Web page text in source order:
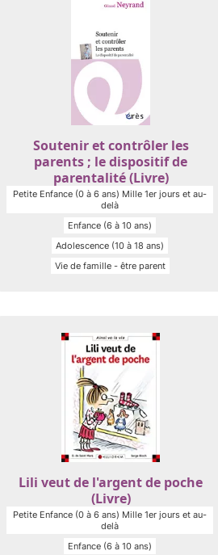
Soutenir et contrôler les
parents ; le dispositif de
parentalité (Livre)
Petite Enfance (0 à 6 ans) Mille 1er jours et au-
delà
Enfance (6 à 10 ans)
Adolescence (10 à 18 ans)
Vie de famille - être parent
Lili veut de l'argent de poche
(Livre)
Petite Enfance (0 à 6 ans) Mille 1er jours et au-
delà
Enfance (6 à 10 ans)